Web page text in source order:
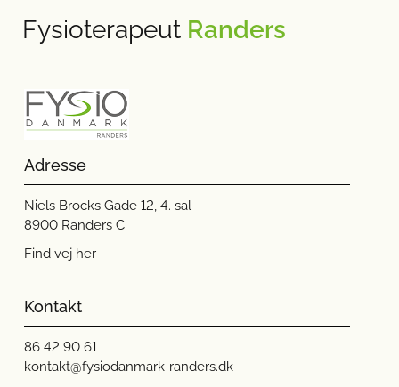
Fysioterapeut Randers
Adresse
Niels Brocks Gade 12, 4. sal
8900 Randers C
Find vej her
Kontakt
86 42 90 61
kontakt@fysiodanmark-randers.dk